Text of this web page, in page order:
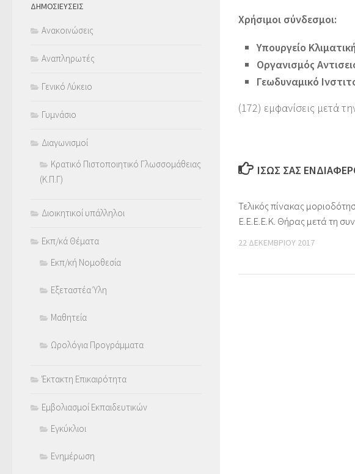
Χρήσιμοι σύνδεσμοι:
Υπουργείο
Οργανισμός
Γεωδυναμικό
(172) εμφανίσεις μετά
ΊΣΩΣ ΣΑΣ
Τελικός πίνακας
Ε.Ε.Ε.Ε.Κ. Θήρας μετά τη
22 ΔΕΚΕΜΒΡΊΟΥ 2017
ΔΗΜΟΣΙΕΥΣΕΙΣ
Ανακοινώσεις
Αναπληρωτές
Γενικό Λύκειο
Γυμνάσιο
Διαγωνισμοί
Κρατικό Πιστοποιητικό Γλωσσομάθειας
(Κ.Π.Γ)
Διοικητικοί υπάλληλοι
Εκπ/κά Θέματα
Εκπ/κή Νομοθεσία
Εξεταστέα Ύλη
Μαθητεία
Ωρολόγια Προγράμματα
Έκτακτη Επικαιρότητα
Εμβολιασμοί Εκπαιδευτικών
Εγκύκλιοι
Ενημέρωση